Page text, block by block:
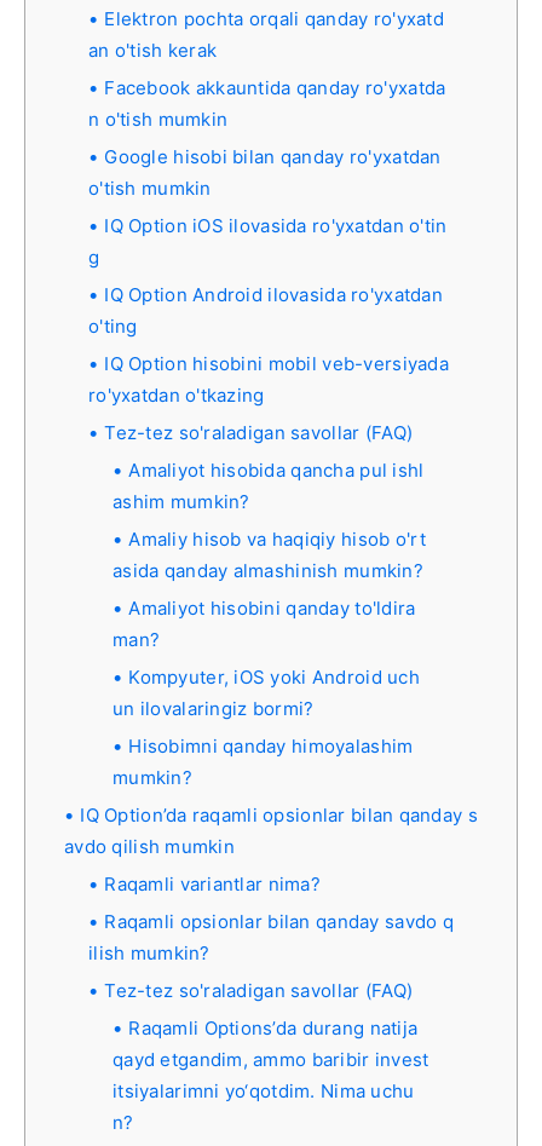
Elektron pochta orqali qanday ro'yxatd
an o'tish kerak
Facebook akkauntida qanday ro'yxatda
n o'tish mumkin
Google hisobi bilan qanday ro'yxatdan
o'tish mumkin
IQ Option iOS ilovasida ro'yxatdan o'tin
g
IQ Option Android ilovasida ro'yxatdan
o'ting
IQ Option hisobini mobil veb-versiyada
ro'yxatdan o'tkazing
Tez-tez so'raladigan savollar (FAQ)
Amaliyot hisobida qancha pul ishl
ashim mumkin?
Amaliy hisob va haqiqiy hisob o'rt
asida qanday almashinish mumkin?
Amaliyot hisobini qanday to'ldira
man?
Kompyuter, iOS yoki Android uch
un ilovalaringiz bormi?
Hisobimni qanday himoyalashim
mumkin?
IQ Option’da raqamli opsionlar bilan qanday s
avdo qilish mumkin
Raqamli variantlar nima?
Raqamli opsionlar bilan qanday savdo q
ilish mumkin?
Tez-tez so'raladigan savollar (FAQ)
Raqamli Options’da durang natija
qayd etgandim, ammo baribir invest
itsiyalarimni yo‘qotdim. Nima uchu
n?